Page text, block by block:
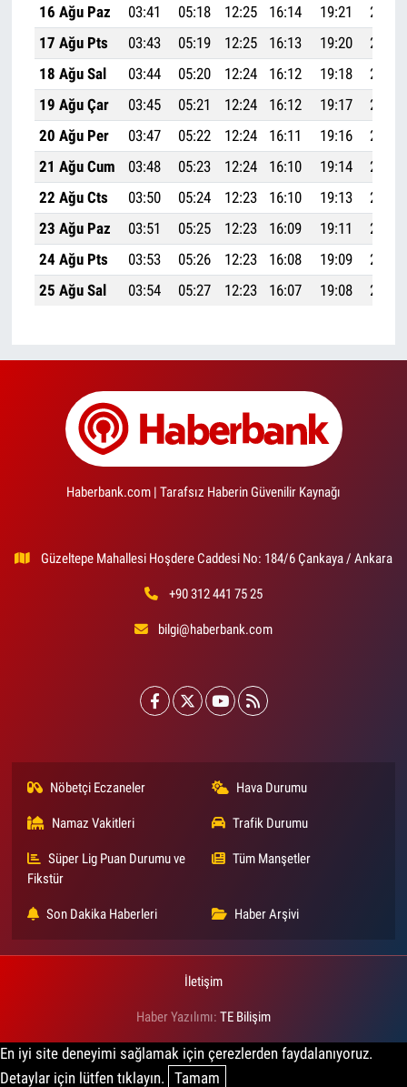
16 Ağu Paz
03:41 05:18 12:25 16:14 19:21
20:52
17 Ağu Pts
03:43 05:19 12:25 16:13 19:20
20:50
18 Ağu Sal
03:44 05:20 12:24 16:12 19:18
20:48
19 Ağu Çar
03:45 05:21 12:24 16:12 19:17
20:46
20 Ağu Per
03:47 05:22 12:24 16:11 19:16
20:44
21 Ağu Cum
03:48 05:23 12:24 16:10 19:14
20:43
22 Ağu Cts
03:50 05:24 12:23 16:10 19:13
20:41
23 Ağu Paz
03:51 05:25 12:23 16:09 19:11
20:39
24 Ağu Pts
03:53 05:26 12:23 16:08 19:09
20:37
25 Ağu Sal
03:54 05:27 12:23 16:07 19:08 20:35
Haberbank.com | Tarafsız Haberin Güvenilir Kaynağı
Güzeltepe Mahallesi Hoşdere Caddesi No: 184/6 Çankaya / Ankara
+90 312 441 75 25
bilgi@haberbank.com
Nöbetçi Eczaneler Hava Durumu
Namaz Vakitleri Trafik Durumu
Süper Lig Puan Durumu ve
Fikstür
Tüm Manşetler
Son Dakika Haberleri Haber Arşivi
İletişim
Haber Yazılımı: TE Bilişim
En iyi site deneyimi sağlamak için çerezlerden faydalanıyoruz.
Detaylar için lütfen tıklayın. Tamam